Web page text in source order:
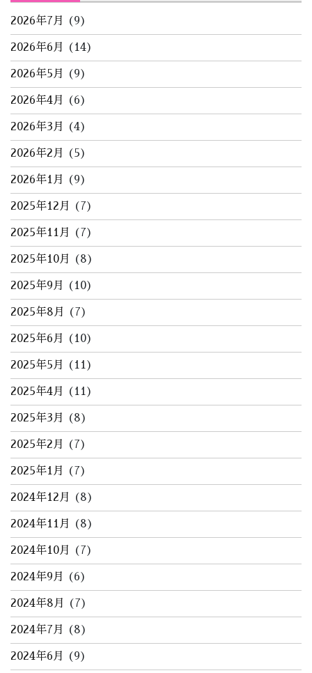
2026年7月 (9)
2026年6月 (14)
2026年5月 (9)
2026年4月 (6)
2026年3月 (4)
2026年2月 (5)
2026年1月 (9)
2025年12月 (7)
2025年11月 (7)
2025年10月 (8)
2025年9月 (10)
2025年8月 (7)
2025年6月 (10)
2025年5月 (11)
2025年4月 (11)
2025年3月 (8)
2025年2月 (7)
2025年1月 (7)
2024年12月 (8)
2024年11月 (8)
2024年10月 (7)
2024年9月 (6)
2024年8月 (7)
2024年7月 (8)
2024年6月 (9)